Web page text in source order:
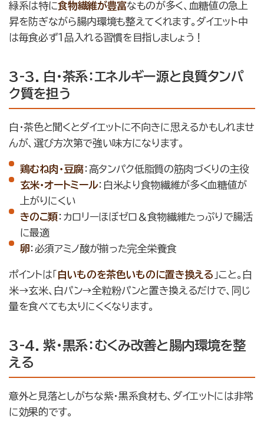
緑系は特に食物繊維が豊富なものが多く、血糖値の急上
昇を防ぎながら腸内環境も整えてくれます。ダイエット中
は毎食必ず1品入れる習慣を目指しましょう！
3-3. 白・茶系：エネルギー源と良質タンパ
ク質を担う
白・茶色と聞くとダイエットに不向きに思えるかもしれませ
んが、選び方次第で強い味方になります。
鶏むね肉・豆腐：高タンパク低脂質の筋肉づくりの主役
玄米・オートミール：白米より食物繊維が多く血糖値が
上がりにくい
きのこ類：カロリーほぼゼロ＆食物繊維たっぷりで腸活
に最適
卵 ：必須アミノ酸が揃った完全栄養食
ポイントは「 白いものを茶色いものに置き換える 」こと。白
米→玄米、白パン→全粒粉パンと置き換えるだけで、同じ
量を食べても太りにくくなります。
3-4. 紫・黒系：むくみ改善と腸内環境を整
える
意外と見落としがちな紫・黒系食材も、ダイエットには非常
に効果的です。